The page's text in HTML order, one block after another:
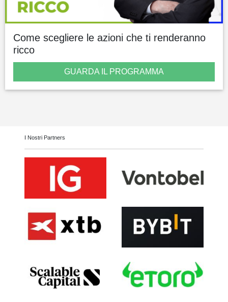
Come scegliere le azioni che ti renderanno
ricco
GUARDA IL PROGRAMMA
I Nostri Partners